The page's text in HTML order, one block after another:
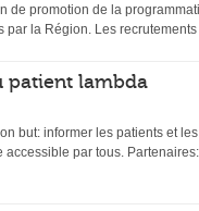
de promotion de la
la Région. Les
patient lambda
but: informer les patients et
par tous.